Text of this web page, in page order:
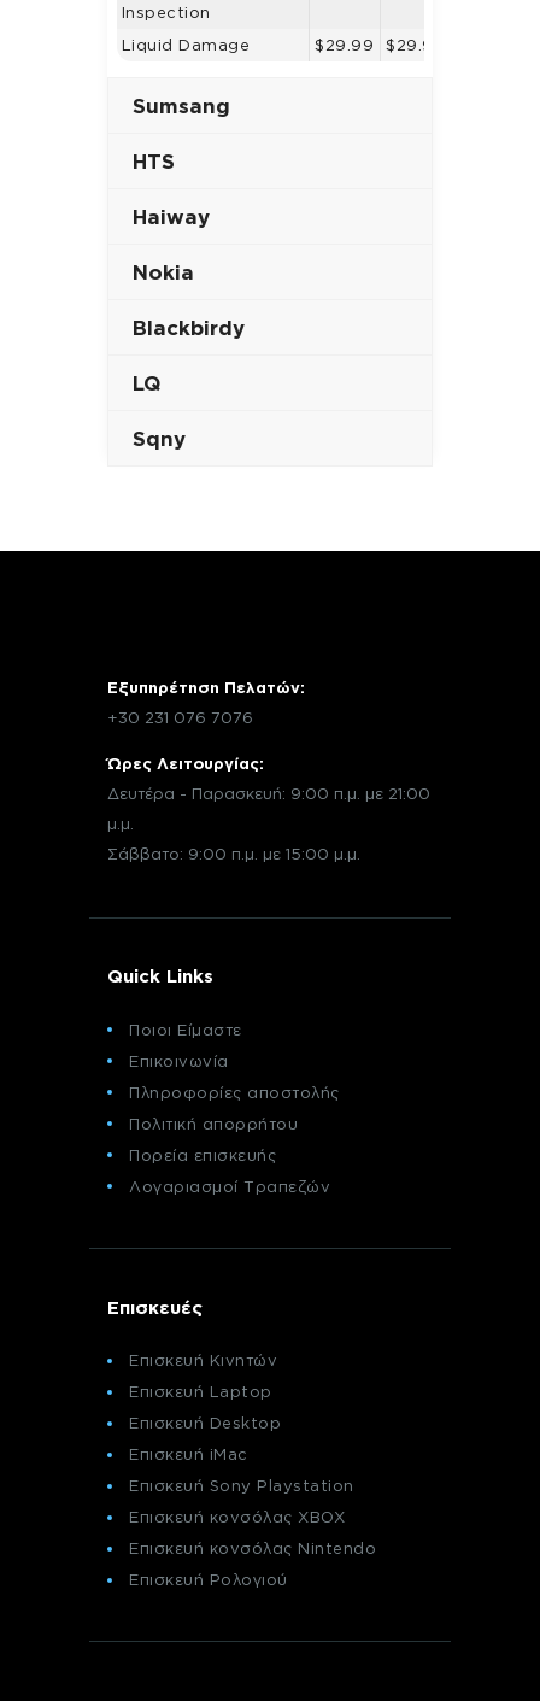
Inspection
Liquid Damage $29.99 $29.99
Sumsang
HTS
Haiway
Nokia
Blackbirdy
LQ
Sqny
Εξυπηρέτηση Πελατών:
+30 231 076 7076
Ώρες Λειτουργίας:
Δευτέρα - Παρασκευή: 9:00 π.μ. με 21:00
μ.μ.
Σάββατο: 9:00 π.μ. με 15:00 μ.μ.
Quick Links
Ποιοι Είμαστε
Επικοινωνία
Πληροφορίες αποστολής
Πολιτική απορρήτου
Πορεία επισκευής
Λογαριασμοί Τραπεζών
Επισκευές
Επισκευή Κινητών
Επισκευή Laptop
Επισκευή Desktop
Επισκευή iMac
Επισκευή Sony Playstation
Επισκευή κονσόλας XBOX
Επισκευή κονσόλας Nintendo
Επισκευή Ρολογιού